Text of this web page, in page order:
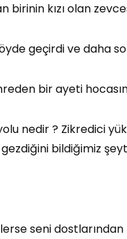
birinin kızı olan
geçirdi ve daha
bir ayeti
nedir ? Zikredici
bildiğimiz
seni